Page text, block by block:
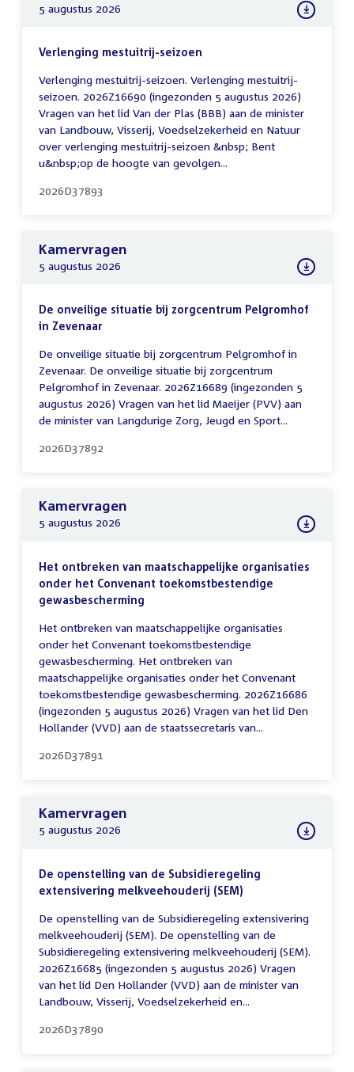
5 augustus 2026
Verlenging mestuitrij-seizoen
Verlenging mestuitrij-seizoen. Verlenging mestuitrij-
seizoen. 2026Z16690 (ingezonden 5 augustus 2026)
Vragen van het lid Van der Plas (BBB) aan de minister
van Landbouw, Visserij, Voedselzekerheid en Natuur
over verlenging mestuitrij-seizoen &nbsp; Bent
u&nbsp;op de hoogte van gevolgen...
2026D37893
Kamervragen
5 augustus 2026
De onveilige situatie bij zorgcentrum Pelgromhof
in Zevenaar
De onveilige situatie bij zorgcentrum Pelgromhof in
Zevenaar. De onveilige situatie bij zorgcentrum
Pelgromhof in Zevenaar. 2026Z16689 (ingezonden 5
augustus 2026) Vragen van het lid Maeijer (PVV) aan
de minister van Langdurige Zorg, Jeugd en Sport...
2026D37892
Kamervragen
5 augustus 2026
Het ontbreken van maatschappelijke organisaties
onder het Convenant toekomstbestendige
gewasbescherming
Het ontbreken van maatschappelijke organisaties
onder het Convenant toekomstbestendige
gewasbescherming. Het ontbreken van
maatschappelijke organisaties onder het Convenant
toekomstbestendige gewasbescherming. 2026Z16686
(ingezonden 5 augustus 2026) Vragen van het lid Den
Hollander (VVD) aan de staatssecretaris van...
2026D37891
Kamervragen
5 augustus 2026
De openstelling van de Subsidieregeling
extensivering melkveehouderij (SEM)
De openstelling van de Subsidieregeling extensivering
melkveehouderij (SEM). De openstelling van de
Subsidieregeling extensivering melkveehouderij (SEM).
2026Z16685 (ingezonden 5 augustus 2026) Vragen
van het lid Den Hollander (VVD) aan de minister van
Landbouw, Visserij, Voedselzekerheid en...
2026D37890